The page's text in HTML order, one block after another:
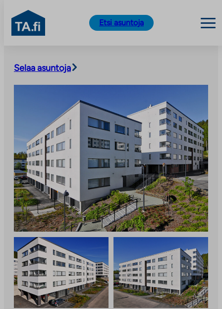
sisältöön
TA.fi
Etsi asuntoja
Selaa asuntoja